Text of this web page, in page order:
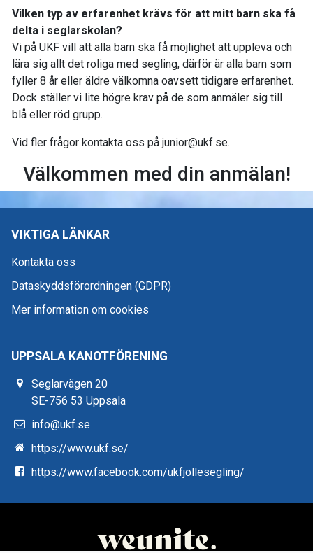
Vilken typ av erfarenhet krävs för att mitt barn ska få
delta i seglarskolan?
Vi på UKF vill att alla barn ska få möjlighet att uppleva och
lära sig allt det roliga med segling, därför är alla barn som
fyller 8 år eller äldre välkomna oavsett tidigare erfarenhet.
Dock ställer vi lite högre krav på de som anmäler sig till
blå eller röd grupp.
Vid fler frågor kontakta oss på junior@ukf.se.
Välkommen med din anmälan!
VIKTIGA LÄNKAR
Kontakta oss
Dataskyddsförordningen (GDPR)
Mer information om cookies
UPPSALA KANOTFÖRENING
Seglarvägen 20
SE-756 53 Uppsala
info@ukf.se
https://www.ukf.se/
https://www.facebook.com/ukfjollesegling/